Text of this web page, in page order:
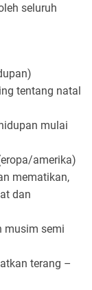
seluruh
tentang natal
mulai
amerika)
mematikan,
dan
musim semi
terang –